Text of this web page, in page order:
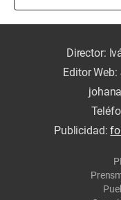
Director:
Editor
Publicidad: